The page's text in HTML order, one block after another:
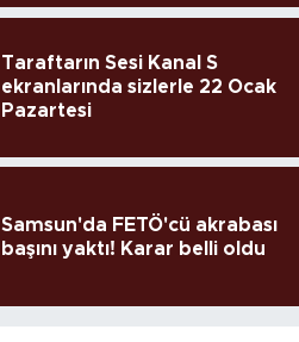
Taraftarın Sesi Kanal S
ekranlarında sizlerle 22 Ocak
Pazartesi
Samsun'da FETÖ'cü akrabası
başını yaktı! Karar belli oldu